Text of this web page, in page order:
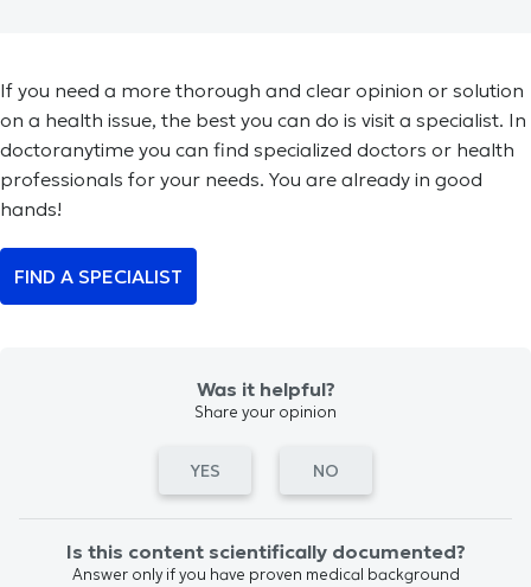
If you need a more thorough and clear opinion or solution
on a health issue, the best you can do is visit a specialist. In
doctoranytime you can find specialized doctors or health
professionals for your needs. You are already in good
hands!
FIND A SPECIALIST
Was it helpful?
Share your opinion
YES NO
Is this content scientifically documented?
Answer only if you have proven medical background